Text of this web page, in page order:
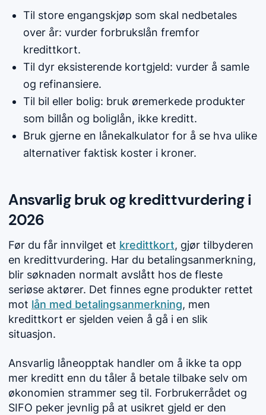
Til store engangskjøp som skal nedbetales
over år: vurder forbrukslån fremfor
kredittkort.
Til dyr eksisterende kortgjeld: vurder å samle
og refinansiere.
Til bil eller bolig: bruk øremerkede produkter
som billån og boliglån, ikke kreditt.
Bruk gjerne en lånekalkulator for å se hva ulike
alternativer faktisk koster i kroner.
Ansvarlig bruk og kredittvurdering i
2026
Før du får innvilget et kredittkort, gjør tilbyderen
en kredittvurdering. Har du betalingsanmerkning,
blir søknaden normalt avslått hos de fleste
seriøse aktører. Det finnes egne produkter rettet
mot lån med betalingsanmerkning, men
kredittkort er sjelden veien å gå i en slik
situasjon.
Ansvarlig låneopptak handler om å ikke ta opp
mer kreditt enn du tåler å betale tilbake selv om
økonomien strammer seg til. Forbrukerrådet og
SIFO peker jevnlig på at usikret gjeld er den